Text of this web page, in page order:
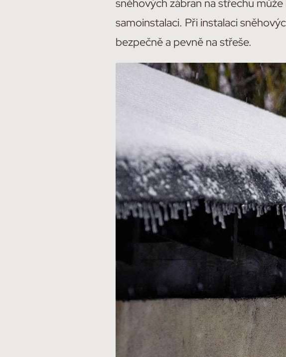
sněhových zábran na střechu
samoinstalaci. Při instalaci
bezpečně a pevně na střeše.